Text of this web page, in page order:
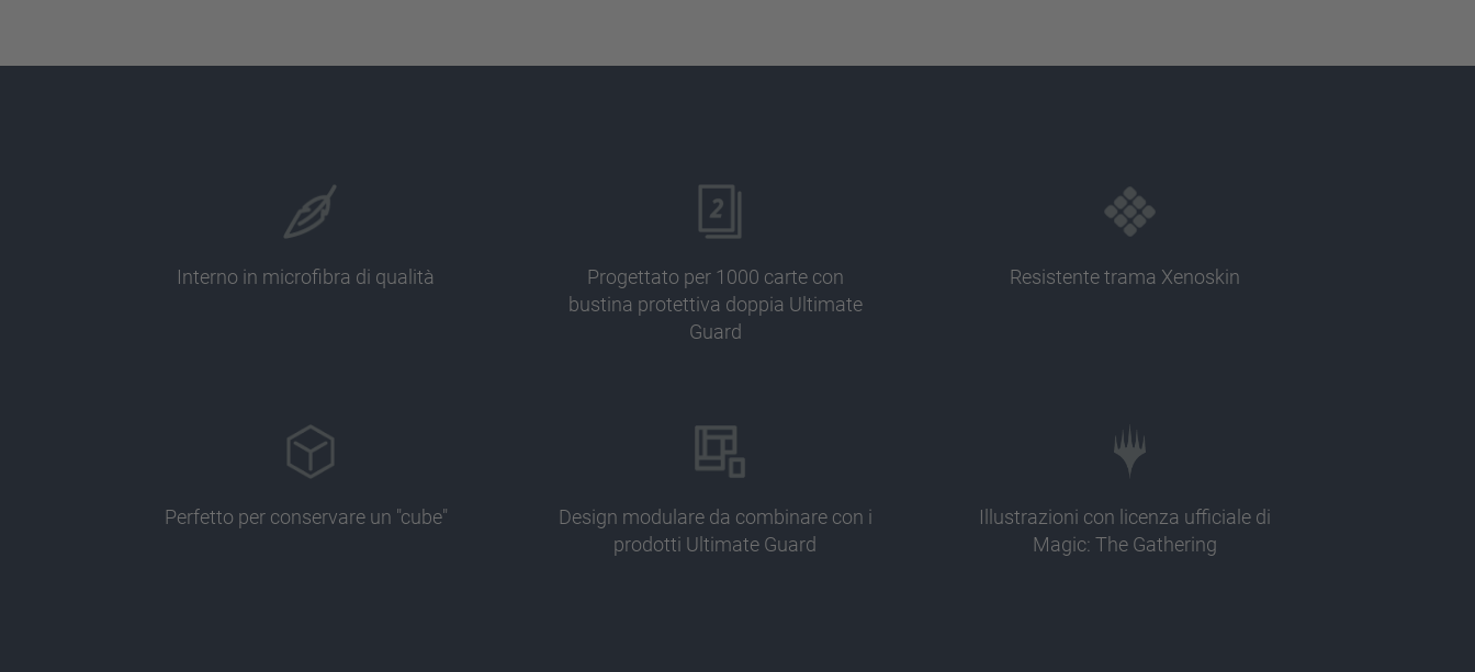
Interno in microfibra di qualità
Progettato per 1000 carte con
bustina protettiva doppia Ultimate
Guard
Resistente trama Xenoskin
Perfetto per conservare un "cube"
Design modulare da combinare con i
prodotti Ultimate Guard
Illustrazioni con licenza ufficiale di
Magic: The Gathering